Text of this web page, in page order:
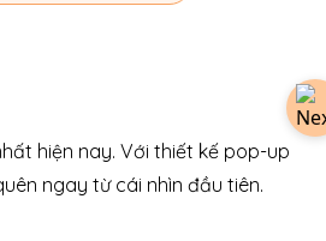
hiện nay. Với thiết kế pop-up
ngay từ cái nhìn đầu tiên.